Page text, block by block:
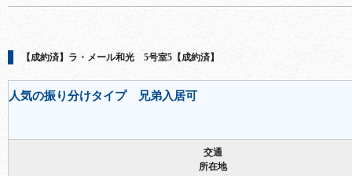
【成約済】ラ・メール和光 5号室5【成約済】
人気の振り分けタイプ 兄弟入居可
交通
所在地